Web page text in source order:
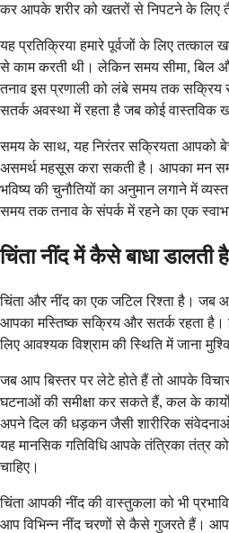
कर आपके शरीर को खतरों से निपटने के लिए
यह प्रतिक्रिया हमारे पूर्वजों के लिए तत्काल
से काम करती थी। लेकिन समय सीमा, बिल
तनाव इस प्रणाली को लंबे समय तक सक्रिय
सतर्क अवस्था में रहता है जब कोई वास्तविक
समय के साथ, यह निरंतर सक्रियता आपको
असमर्थ महसूस करा सकती है। आपका मन
भविष्य की चुनौतियों का अनुमान लगाने में
समय तक तनाव के संपर्क में रहने का एक
चिंता नींद में कैसे बाधा डालती
चिंता और नींद का एक जटिल रिश्ता है। जब
आपका मस्तिष्क सक्रिय और सतर्क रहता
लिए आवश्यक विश्राम की स्थिति में जाना
जब आप बिस्तर पर लेटे होते हैं तो आपके
घटनाओं की समीक्षा कर सकते हैं, कल के
अपने दिल की धड़कन जैसी शारीरिक
यह मानसिक गतिविधि आपके तंत्रिका तंत्र
चाहिए।
चिंता आपकी नींद की वास्तुकला को भी
आप विभिन्न नींद चरणों से कैसे गुजरते हैं।